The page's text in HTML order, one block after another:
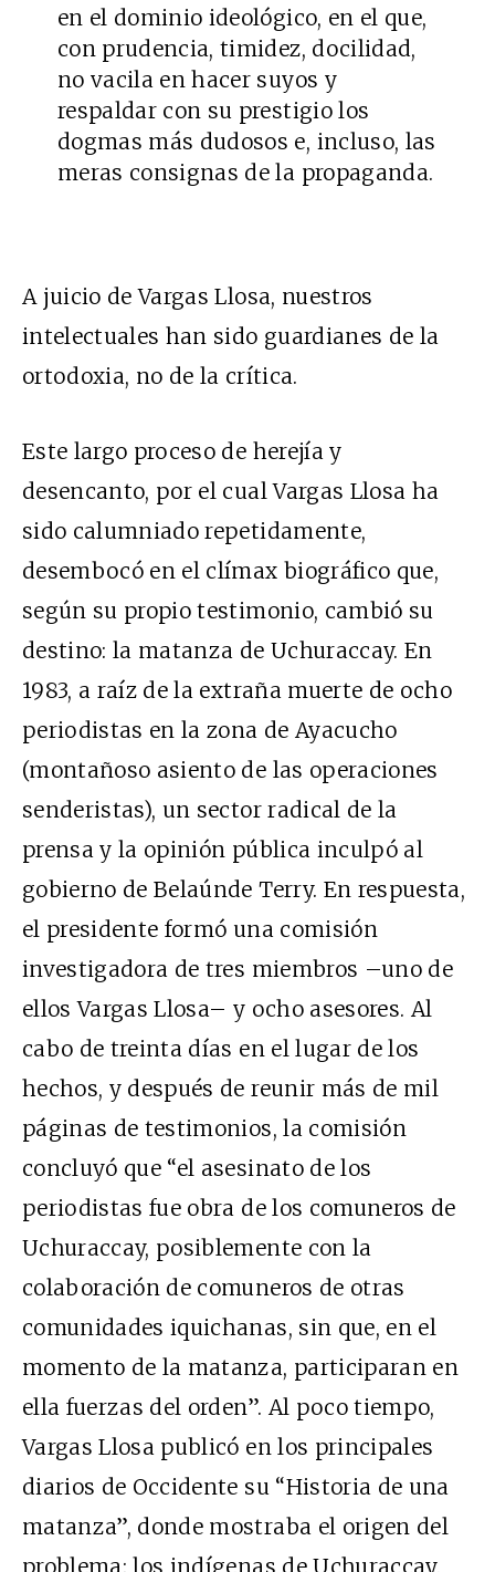
en el dominio ideológico, en el que,
con prudencia, timidez, docilidad,
no vacila en hacer suyos y
respaldar con su prestigio los
dogmas más dudosos e, incluso, las
meras consignas de la propaganda.
A juicio de Vargas Llosa, nuestros
intelectuales han sido guardianes de la
ortodoxia, no de la crítica.
Este largo proceso de herejía y
desencanto, por el cual Vargas Llosa ha
sido calumniado repetidamente,
desembocó en el clímax biográfico que,
según su propio testimonio, cambió su
destino: la matanza de Uchuraccay. En
1983, a raíz de la extraña muerte de ocho
periodistas en la zona de Ayacucho
(montañoso asiento de las operaciones
senderistas), un sector radical de la
prensa y la opinión pública inculpó al
gobierno de Belaúnde Terry. En respuesta,
el presidente formó una comisión
investigadora de tres miembros –uno de
ellos Vargas Llosa– y ocho asesores. Al
cabo de treinta días en el lugar de los
hechos, y después de reunir más de mil
páginas de testimonios, la comisión
concluyó que “el asesinato de los
periodistas fue obra de los comuneros de
Uchuraccay, posiblemente con la
colaboración de comuneros de otras
comunidades iquichanas, sin que, en el
momento de la matanza, participaran en
ella fuerzas del orden”. Al poco tiempo,
Vargas Llosa publicó en los principales
diarios de Occidente su “Historia de una
matanza”, donde mostraba el origen del